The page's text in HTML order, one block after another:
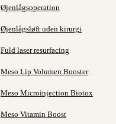
Øjenlågsoperation
Øjenlågsløft uden kirurgi
Fuld laser resurfacing
Meso Lip Volumen Booster
Meso Microinjection Biotox
Meso Vitamin Boost